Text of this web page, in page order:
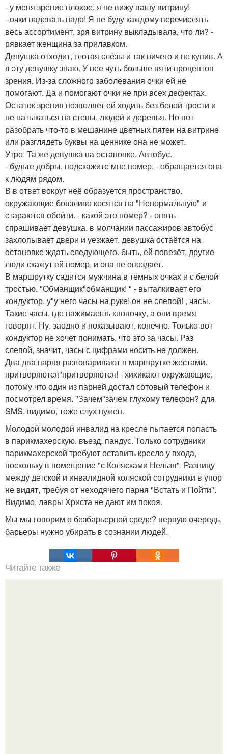
- у меня зрение плохое, я не вижу вашу витрину!
- очки надевать надо! Я не буду каждому перечислять
весь ассортимент, зря витрину выкладывала, что ли? -
рявкает женщина за прилавком.
Девушка отходит, глотая слёзы и так ничего и не купив. А
я эту девушку знаю. У нее чуть больше пяти процентов
зрения. Из-за сложного заболевания очки ей не
помогают. Да и помогают очки не при всех дефектах.
Остаток зрения позволяет ей ходить без белой трости и
не натыкаться на стены, людей и деревья. Но вот
разобрать что-то в мешанине цветных пятен на витрине
или разглядеть буквы на ценнике она не может.
Утро. Та же девушка на остановке. Автобус.
- будьте добры, подскажите мне номер, - обращается она
к людям рядом.
В в ответ вокруг неё образуется пространство.
окружающие боязливо косятся на "Ненормальную" и
стараются обойти. - какой это номер? - опять
спрашивает девушка. в молчании пассажиров автобус
захлопывает двери и уезжает. девушка остаётся на
остановке ждать следующего. быть, ей повезёт, другие
люди скажут ей номер, и она не опоздает.
В маршрутку садится мужчина в тёмных очках и с белой
тростью. "Обманщик"обманщик! " - выталкивает его
кондуктор. у"у него часы на руке! он не слепой! , часы.
Такие часы, где нажимаешь кнопочку, а они время
говорят. Ну, заодно и показывают, конечно. Только вот
кондуктор не хочет понимать, что это за часы. Раз
слепой, значит, часы с цифрами носить не должен.
Два два парня разговаривают в маршрутке жестами.
притворяются"притворяются! - хихикают окружающие,
потому что один из парней достал сотовый телефон и
посмотрел время. "Зачем"зачем глухому телефон? для
SMS, видимо, тоже слух нужен.
Молодой молодой инвалид на кресле пытается попасть
в парикмахерскую. въезд, пандус. Только сотрудники
парикмахерской требуют оставить кресло у входа,
поскольку в помещение "с Колясками Нельзя". Разницу
между детской и инвалидной коляской сотрудники в упор
не видят, требуя от неходячего парня "Встать и Пойти".
Видимо, лавры Христа не дают им покоя.
Мы мы говорим о безбарьерной среде? первую очередь,
барьеры нужно убирать в сознании людей.
Читайте также